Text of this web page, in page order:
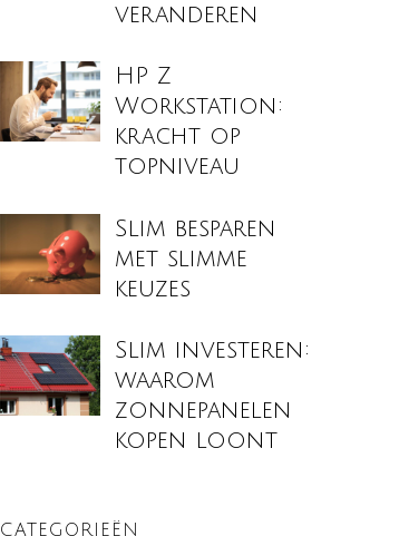
veranderen
HP Z
Workstation:
kracht op
topniveau
Slim besparen
met slimme
keuzes
Slim investeren:
waarom
zonnepanelen
kopen loont
CATEGORIEËN